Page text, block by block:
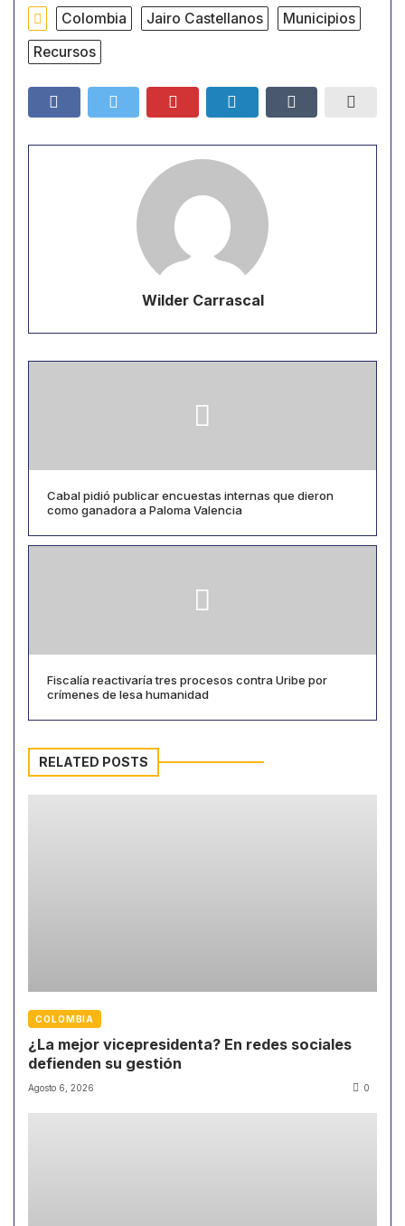
Colombia Jairo Castellanos
Municipios
Recursos
Wilder Carrascal
Cabal pidió publicar encuestas internas que dieron
como ganadora a Paloma Valencia
Fiscalía reactivaría tres procesos contra Uribe por
crímenes de lesa humanidad
RELATED POSTS
COLOMBIA
¿La mejor vicepresidenta? En redes sociales
defienden su gestión
Agosto 6, 2026 0